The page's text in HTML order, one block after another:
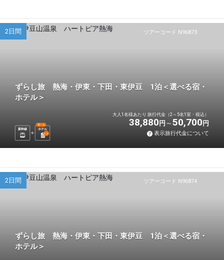
ツアーコード N96873
2日間
ずらし旅 熱海・伊東・下田・東伊豆 1泊＜選べる宿・
ホテル＞
新幹線 ホテル
選べる
1 泊
大人1名様あたり 旅行代金（2～5名1室・税込）
38,880 円 50,700 円
表示旅行代金について
ツアーコード N96874
2日間
ずらし旅 熱海・伊東・下田・東伊豆 1泊＜選べる宿・
ホテル＞